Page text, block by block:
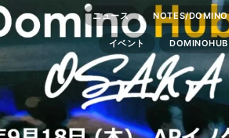
ニュース NOTES/DOMINO
イベント DOMINOHUB